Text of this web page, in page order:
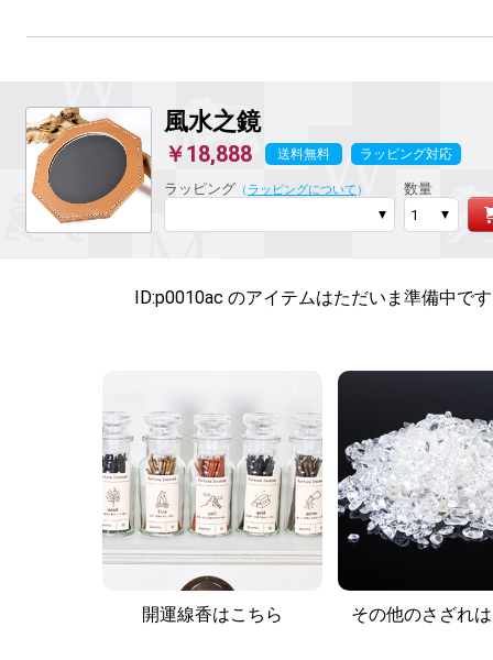
風水之鏡
￥18,888 送料無料 ラッピング対応
ラッピング （ ラッピングについて ） 数量
ID:p0010ac のアイテムはただいま準備中で
開運線香はこちら その他のさざれ